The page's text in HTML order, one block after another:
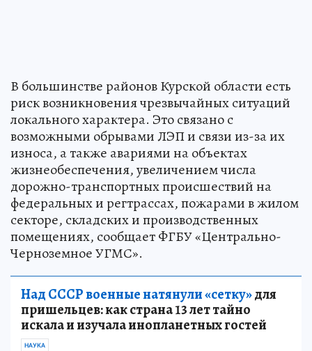
В большинстве районов Курской области есть
риск возникновения чрезвычайных ситуаций
локального характера. Это связано с
возможными обрывами ЛЭП и связи из-за их
износа, а также авариями на объектах
жизнеобеспечения, увеличением числа
дорожно-транспортных происшествий на
федеральных и регтрассах, пожарами в жилом
секторе, складских и производственных
помещениях, сообщает ФГБУ «Центрально-
Черноземное УГМС».
Над СССР военные натянули «сетку»для
пришельцев: как страна 13 лет тайно
искала и изучала инопланетных гостей
НАУКА